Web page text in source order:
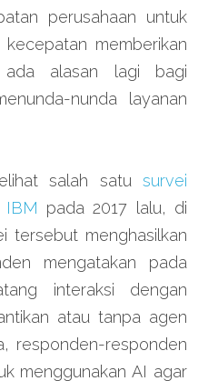
perusahaan untuk
memberikan
alasan lagi bagi
nunda layanan
salah satu survei
IBM pada 2017 lalu, di
tersebut menghasilkan
mengatakan pada
interaksi dengan
atau tanpa agen
responden-responden
menggunakan AI agar